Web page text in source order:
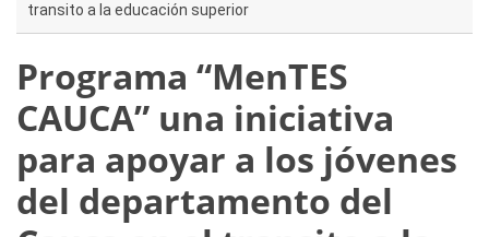
transito a la educación superior
Programa “MenTES
CAUCA” una iniciativa
para apoyar a los jóvenes
del departamento del